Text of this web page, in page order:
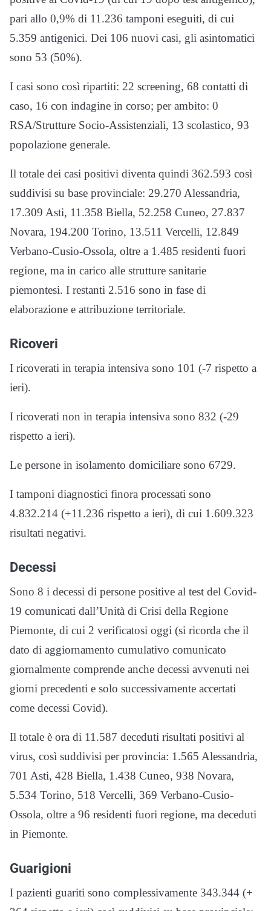
pari allo 0,9% di 11.236 tamponi eseguiti, di cui
5.359 antigenici. Dei 106 nuovi casi, gli asintomatici
sono 53 (50%).
I casi sono così ripartiti: 22 screening, 68 contatti di
caso, 16 con indagine in corso; per ambito: 0
RSA/Strutture Socio-Assistenziali, 13 scolastico, 93
popolazione generale.
Il totale dei casi positivi diventa quindi 362.593 così
suddivisi su base provinciale: 29.270 Alessandria,
17.309 Asti, 11.358 Biella, 52.258 Cuneo, 27.837
Novara, 194.200 Torino, 13.511 Vercelli, 12.849
Verbano-Cusio-Ossola, oltre a 1.485 residenti fuori
regione, ma in carico alle strutture sanitarie
piemontesi. I restanti 2.516 sono in fase di
elaborazione e attribuzione territoriale.
Ricoveri
I ricoverati in terapia intensiva sono 101 (-7 rispetto a
ieri).
I ricoverati non in terapia intensiva sono 832 (-29
rispetto a ieri).
Le persone in isolamento domiciliare sono 6729.
I tamponi diagnostici finora processati sono
4.832.214 (+11.236 rispetto a ieri), di cui 1.609.323
risultati negativi.
Decessi
Sono 8 i decessi di persone positive al test del Covid-
19 comunicati dall’Unità di Crisi della Regione
Piemonte, di cui 2 verificatosi oggi (si ricorda che il
dato di aggiornamento cumulativo comunicato
giornalmente comprende anche decessi avvenuti nei
giorni precedenti e solo successivamente accertati
come decessi Covid).
Il totale è ora di 11.587 deceduti risultati positivi al
virus, così suddivisi per provincia: 1.565 Alessandria,
701 Asti, 428 Biella, 1.438 Cuneo, 938 Novara,
5.534 Torino, 518 Vercelli, 369 Verbano-Cusio-
Ossola, oltre a 96 residenti fuori regione, ma deceduti
in Piemonte.
Guarigioni
I pazienti guariti sono complessivamente 343.344 (+